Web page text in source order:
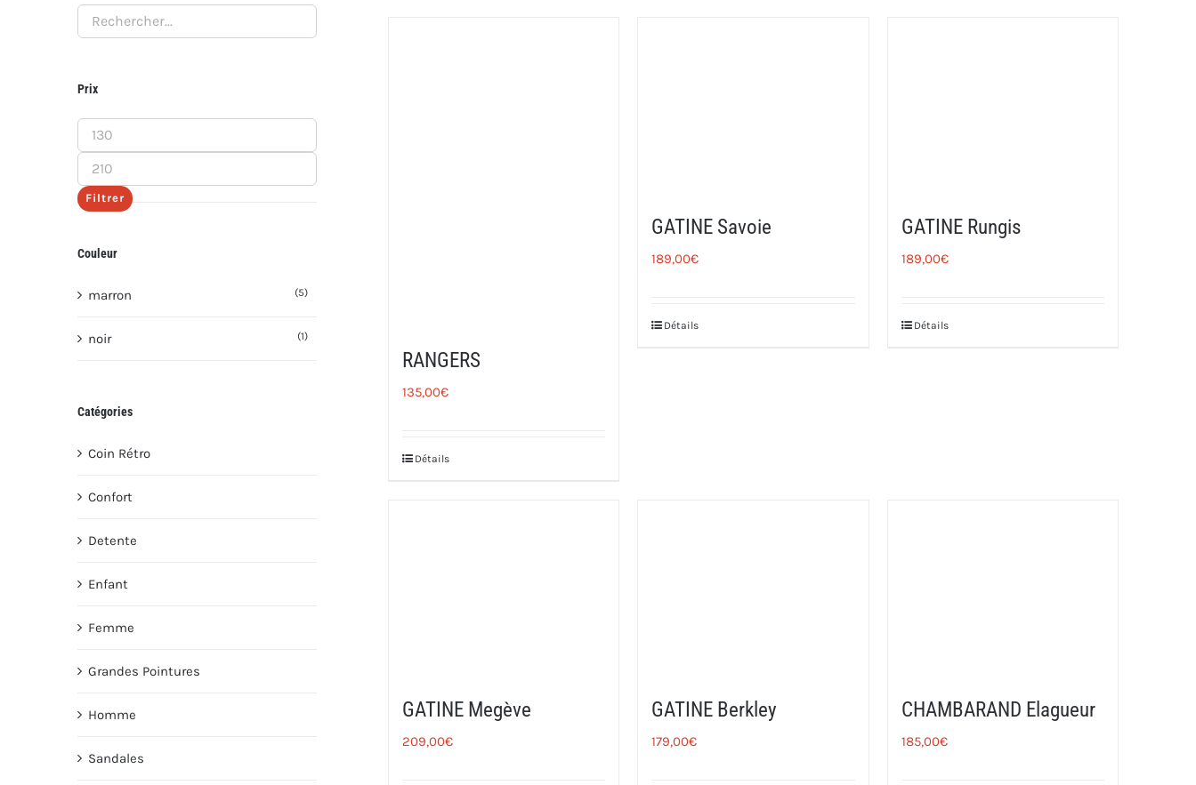
RANGERS
135,00€
Détails
GATINE Savoie
189,00€
Détails
GATINE Rungis
189,00€
Détails
GATINE Megève
209,00€
GATINE Berkley
179,00€
CHAMBARAND Elagueur
185,00€
Prix
Prix
min
Prix
max
Filtrer
Couleur
marron (5)
noir (1)
Catégories
Coin Rétro
Confort
Detente
Enfant
Femme
Grandes Pointures
Homme
Sandales